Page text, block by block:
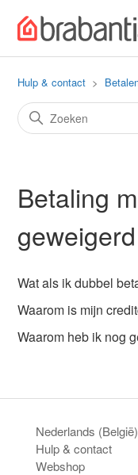
Hulp & contact
Betaling
geweigerd
Wat als ik dubbel
Waarom is mijn
Waarom heb ik nog
Nederlands (België)
Hulp & contact
Webshop